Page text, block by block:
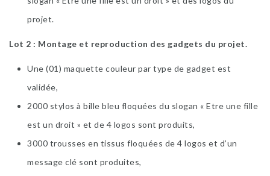
projet.
Lot 2 : Montage et reproduction des gadgets du projet.
Une (01) maquette couleur par type de gadget est
validée,
2000 stylos à bille bleu floquées du slogan « Etre une fille
est un droit » et de 4 logos sont produits,
3000 trousses en tissus floquées de 4 logos et d’un
message clé sont produites,